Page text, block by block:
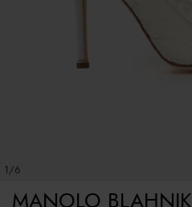
1/6
MANOLO BLAHNIK